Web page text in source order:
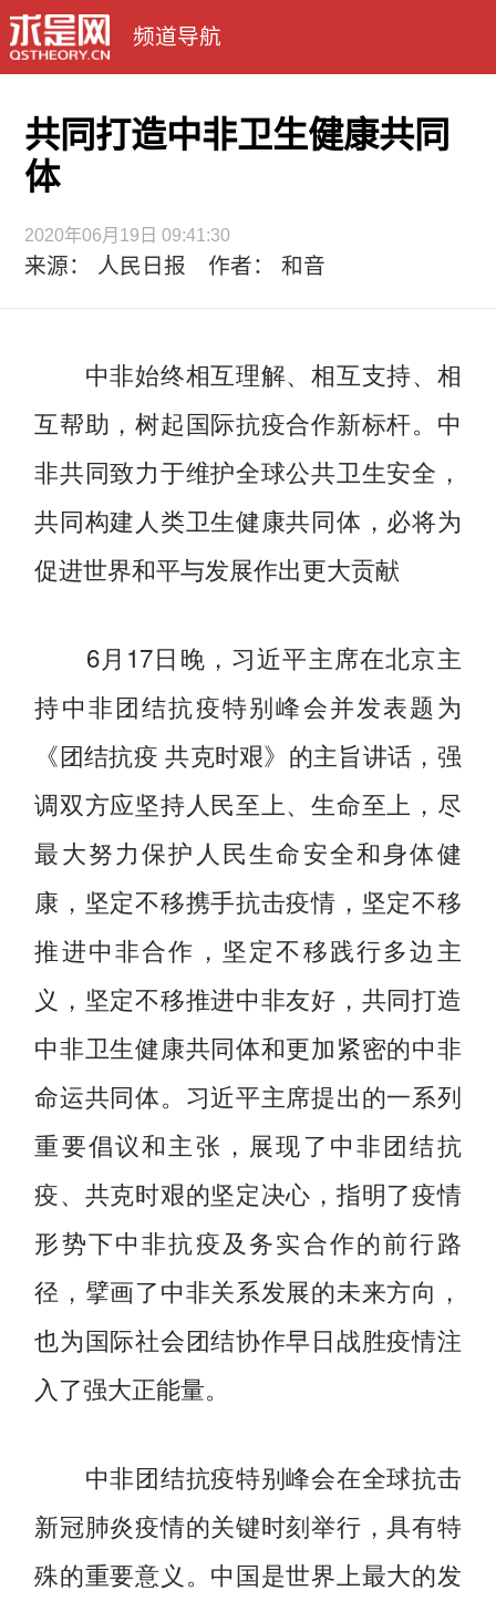
频道导航
共同打造中非卫生健康共同
体
2020年06月19日 09:41:30
来源： 人民日报 作者： 和音
中非始终相互理解、相互支持、相
互帮助，树起国际抗疫合作新标杆。中
非共同致力于维护全球公共卫生安全，
共同构建人类卫生健康共同体，必将为
促进世界和平与发展作出更大贡献
6月17日晚，习近平主席在北京主
持中非团结抗疫特别峰会并发表题为
《团结抗疫 共克时艰》的主旨讲话，强
调双方应坚持人民至上、生命至上，尽
最大努力保护人民生命安全和身体健
康，坚定不移携手抗击疫情，坚定不移
推进中非合作，坚定不移践行多边主
义，坚定不移推进中非友好，共同打造
中非卫生健康共同体和更加紧密的中非
命运共同体。习近平主席提出的一系列
重要倡议和主张，展现了中非团结抗
疫、共克时艰的坚定决心，指明了疫情
形势下中非抗疫及务实合作的前行路
径，擘画了中非关系发展的未来方向，
也为国际社会团结协作早日战胜疫情注
入了强大正能量。
中非团结抗疫特别峰会在全球抗击
新冠肺炎疫情的关键时刻举行，具有特
殊的重要意义。中国是世界上最大的发